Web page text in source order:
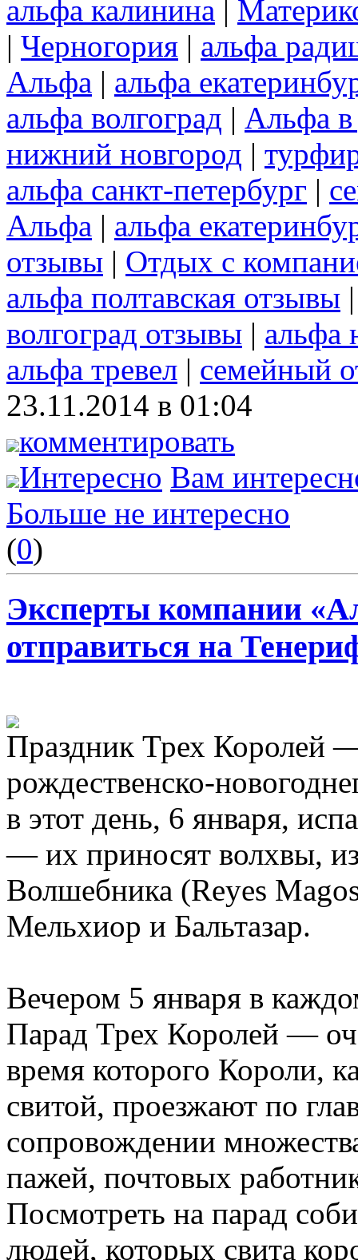
альфа калинина |
| Черногория | альфа
Альфа | альфа
альфа волгоград | Альфа в
нижний новгород |
альфа санкт-петербург |
Альфа | альфа
отзывы | Отдых с
альфа полтавская отзывы
волгоград отзывы | альфа
альфа тревел | семейный
23.11.2014 в 01:04
комментировать
Интересно Вам
Больше не интересно
(0)
Эксперты компании
отправиться на
Праздник Трех Королей
рождественско-
в этот день, 6 января,
— их приносят волхвы,
Волшебника (Reyes
Мельхиор и Бальтазар.
Вечером 5 января в
Парад Трех Королей —
время которого Короли,
свитой, проезжают по
сопровождении
пажей, почтовых
Посмотреть на парад
людей, которых свита